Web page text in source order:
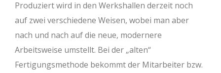
Produziert wird in den Werkshallen derzeit noch
auf zwei verschiedene Weisen, wobei man aber
nach und nach auf die neue, modernere
Arbeitsweise umstellt. Bei der „alten“
Fertigungsmethode bekommt der Mitarbeiter bzw.